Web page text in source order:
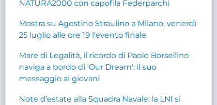
NATURA2000 con capofila Federparchi
Mostra su Agostino Straulino a Milano, venerdì
25 luglio alle ore 19 l'evento finale
Mare di Legalità, il ricordo di Paolo Borsellino
naviga a bordo di 'Our Dream': il suo
messaggio ai giovani
Note d’estate alla Squadra Navale: la LNI si